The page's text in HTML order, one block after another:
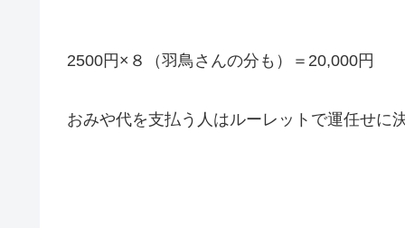
2500円×８（羽鳥さんの分も）＝20,000円
おみや代を支払う人はルーレットで運任せに